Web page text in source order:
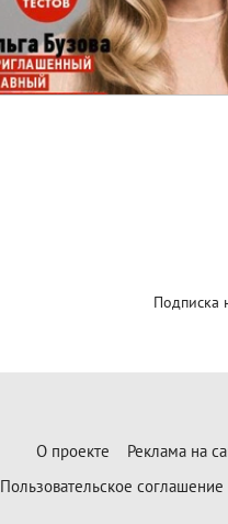
Подписка
О проекте Реклама на
Пользовательское соглашение